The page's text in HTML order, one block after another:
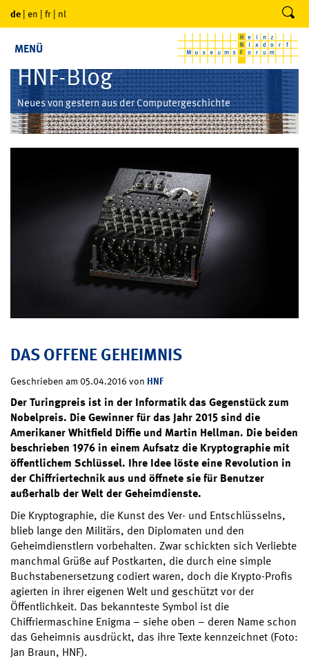
de | en | fr | nl
MENÜ
HNF-Blog
Neues von gestern aus der Computergeschichte
DAS OFFENE GEHEIMNIS
Geschrieben am 05.04.2016 von HNF
Der Turingpreis ist in der Informatik das Gegenstück zum
Nobelpreis. Die Gewinner für das Jahr 2015 sind die
Amerikaner Whitfield Diffie und Martin Hellman. Die beiden
beschrieben 1976 in einem Aufsatz die Kryptographie mit
öffentlichem Schlüssel. Ihre Idee löste eine Revolution in
der Chiffriertechnik aus und öffnete sie für Benutzer
außerhalb der Welt der Geheimdienste.
Die Kryptographie, die Kunst des Ver- und Entschlüsselns,
blieb lange den Militärs, den Diplomaten und den
Geheimdienstlern vorbehalten. Zwar schickten sich Verliebte
manchmal Grüße auf Postkarten, die durch eine simple
Buchstabenersetzung codiert waren, doch die Krypto-Profis
agierten in ihrer eigenen Welt und geschützt vor der
Öffentlichkeit. Das bekannteste Symbol ist die
Chiffriermaschine Enigma – siehe oben – deren Name schon
das Geheimnis ausdrückt, das ihre Texte kennzeichnet (Foto:
Jan Braun, HNF).